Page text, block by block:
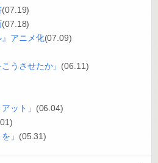
(07.19)
(07.18)
』アニメ化(07.09)
うさせたか」 (06.11)
ット」 (06.04)
」 (05.31)